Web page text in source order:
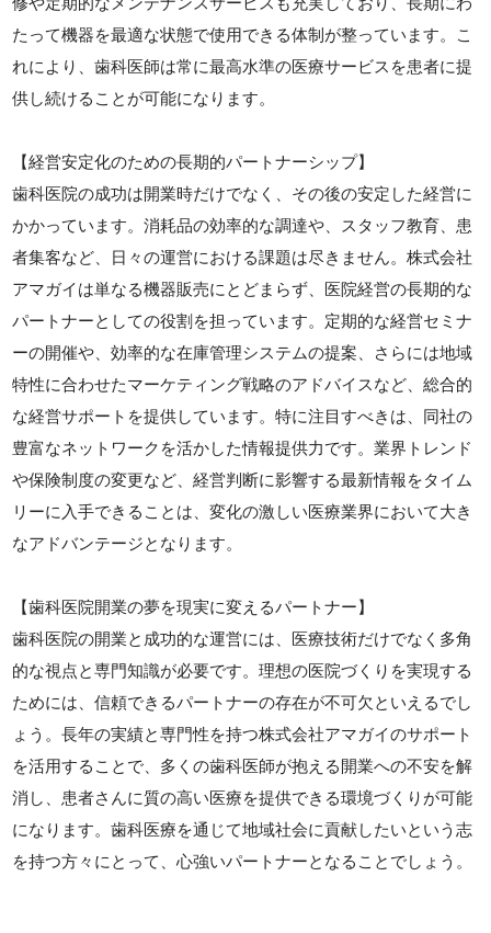
たって機器を最適な状態で使用できる体制が整っています。こ
れにより、歯科医師は常に最高水準の医療サービスを患者に提
供し続けることが可能になります。
【経営安定化のための長期的パートナーシップ】
歯科医院の成功は開業時だけでなく、その後の安定した経営に
かかっています。消耗品の効率的な調達や、スタッフ教育、患
者集客など、日々の運営における課題は尽きません。株式会社
アマガイは単なる機器販売にとどまらず、医院経営の長期的な
パートナーとしての役割を担っています。定期的な経営セミナ
ーの開催や、効率的な在庫管理システムの提案、さらには地域
特性に合わせたマーケティング戦略のアドバイスなど、総合的
な経営サポートを提供しています。特に注目すべきは、同社の
豊富なネットワークを活かした情報提供力です。業界トレンド
や保険制度の変更など、経営判断に影響する最新情報をタイム
リーに入手できることは、変化の激しい医療業界において大き
なアドバンテージとなります。
【歯科医院開業の夢を現実に変えるパートナー】
歯科医院の開業と成功的な運営には、医療技術だけでなく多角
的な視点と専門知識が必要です。理想の医院づくりを実現する
ためには、信頼できるパートナーの存在が不可欠といえるでし
ょう。長年の実績と専門性を持つ株式会社アマガイのサポート
を活用することで、多くの歯科医師が抱える開業への不安を解
消し、患者さんに質の高い医療を提供できる環境づくりが可能
になります。歯科医療を通じて地域社会に貢献したいという志
を持つ方々にとって、心強いパートナーとなることでしょう。